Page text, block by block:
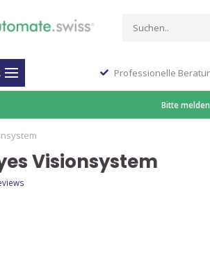
Professionelle
Bitte
Visionsystem